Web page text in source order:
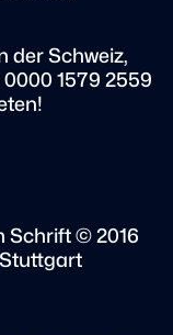
der Schweiz,
1579 2559
Schrift © 2016